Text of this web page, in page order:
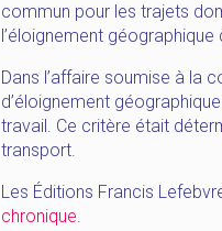
commun pour les trajets
l’éloignement
Dans l’affaire soumise à la
d’éloignement
travail. Ce critère était
transport.
Les Éditions Francis
chronique.